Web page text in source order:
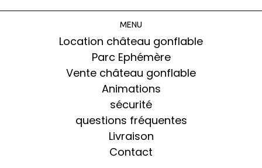
MENU
Location château gonflable
Parc Ephémère
Vente château gonflable
Animations
sécurité
questions fréquentes
Livraison
Contact